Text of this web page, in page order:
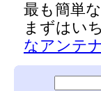
最も簡単
まずはい
なアンテ